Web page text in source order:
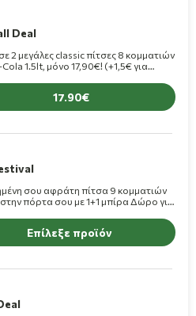
Deal
2 μεγάλες classic πίτσες 8 κομματιών
1.5lt, μόνο 17,90€! (+1,5€ για
17.90
σου αφράτη πίτσα 9 κομματιών
στην πόρτα σου με 1+1 μπίρα Δώρο για
Επίλεξε προϊόν